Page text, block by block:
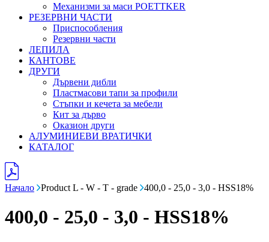
Механизми за маси POETTKER
РЕЗЕРВНИ ЧАСТИ
Приспособления
Резервни части
ЛЕПИЛА
КАНТОВЕ
ДРУГИ
Дървени дибли
Пластмасови тапи за профили
Стъпки и кечета за мебели
Кит за дърво
Оказион други
АЛУМИНИЕВИ ВРАТИЧКИ
КАТАЛОГ
Начало Product L - W - T - grade 400,0 - 25,0 - 3,0 - HSS18%
400,0 - 25,0 - 3,0 - HSS18%